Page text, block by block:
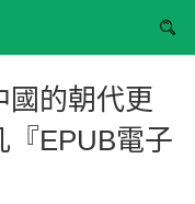

國的朝代更
『EPUB電子